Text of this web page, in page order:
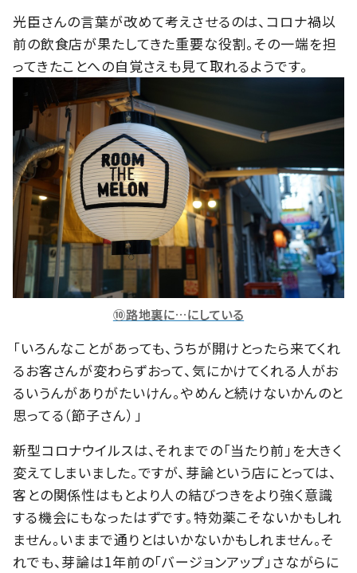
光臣さんの言葉が改めて考えさせるのは、コロナ禍以
前の飲食店が果たしてきた重要な役割。その一端を担
ってきたことへの自覚さえも見て取れるようです。
⑩路地裏に…にしている
「いろんなことがあっても、うちが開けとったら来てくれ
るお客さんが変わらずおって、気にかけてくれる人がお
るいうんがありがたいけん。やめんと続けないかんのと
思ってる（節子さん）」
新型コロナウイルスは、それまでの「当たり前」を大きく
変えてしまいました。ですが、芽論という店にとっては、
客との関係性はもとより人の結びつきをより強く意識
する機会にもなったはずです。特効薬こそないかもしれ
ません。いままで通りとはいかないかもしれません。そ
れでも、芽論は1年前の「バージョンアップ」さながらに